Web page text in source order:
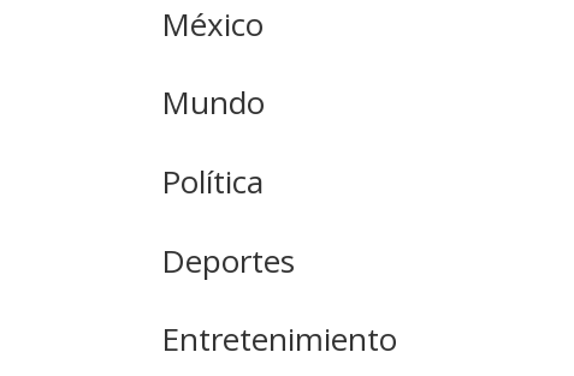
México
Mundo
Política
Deportes
Entretenimiento